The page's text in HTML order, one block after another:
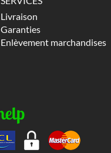
Livraison
Garanties
Enlèvement marchandises